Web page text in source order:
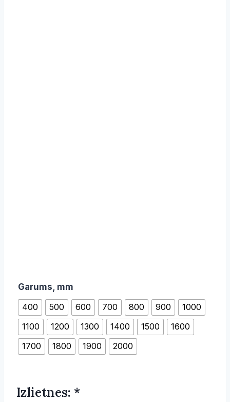
Garums, mm
400
500 600 700 800 900
1000
1100
1200 1300 1400 1500
1600
1700
1800 1900 2000
Izlietnes: *